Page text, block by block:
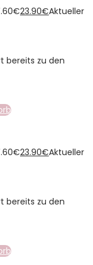
23.90€Aktueller
bereits zu den
23.90€Aktueller
bereits zu den